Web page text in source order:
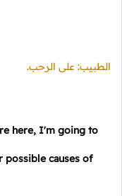
الطبيب: على الرحب.
here, I'm going to
causes of